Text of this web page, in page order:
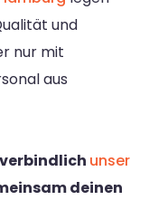
und
nur mit
aus
unser
deinen